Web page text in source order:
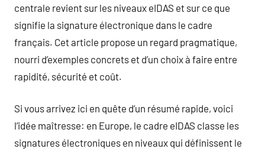
centrale revient sur les niveaux eIDAS et sur ce que
signifie la signature électronique dans le cadre
français. Cet article propose un regard pragmatique,
nourri d’exemples concrets et d’un choix à faire entre
rapidité, sécurité et coût.
Si vous arrivez ici en quête d’un résumé rapide, voici
l’idée maîtresse: en Europe, le cadre eIDAS classe les
signatures électroniques en niveaux qui définissent le